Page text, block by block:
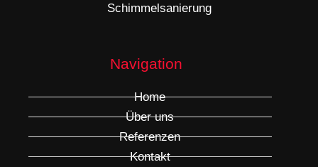
Schimmelsanierung
Navigation
Home
Über uns
Referenzen
Kontakt